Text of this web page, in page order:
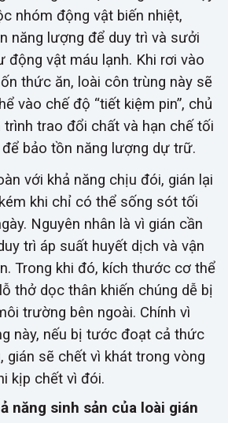
nhóm động vật biến nhiệt,
năng lượng để duy trì và sưởi
động vật máu lạnh. Khi rơi vào
thức ăn, loài côn trùng này sẽ
vào chế độ “tiết kiệm pin”, chủ
trình trao đổi chất và hạn chế tối
bảo tồn năng lượng dự trữ.
với khả năng chịu đói, gián lại
khi chỉ có thể sống sót tối
Nguyên nhân là vì gián cần
trì áp suất huyết dịch và vận
Trong khi đó, kích thước cơ thể
thở dọc thân khiến chúng dễ bị
trường bên ngoài. Chính vì
này, nếu bị tước đoạt cả thức
gián sẽ chết vì khát trong vòng
kịp chết vì đói.
năng sinh sản của loài gián